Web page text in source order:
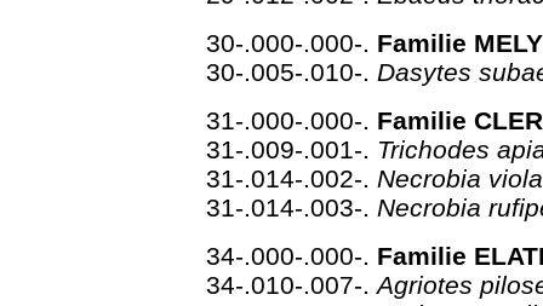
30-.000-.000-. Familie
30-.005-.010-. Dasytes
31-.000-.000-. Familie
31-.009-.001-. Trichodes
31-.014-.002-. Necrobia
31-.014-.003-. Necrobia
34-.000-.000-. Familie
34-.010-.007-.Agriotes